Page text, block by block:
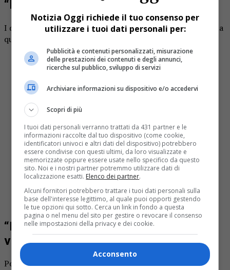
“Mi hanno spintonata”
I due si sono effettivamente parlati, ma la cosa non è finita
qui. Questo il racconto di Emanuela Buonanno:
“Sono stata immediatamente bersagliata dagli
organizzatori della serata, che, come si sa, hanno una
visione piuttosto personale della libertà di opinione. Sono
stata costantemente circondata, per impedirmi di
parlare con Cirio, spintonata, assalita verbalmente e
anche chiaramente colpita (con testimoni). E questo solo
perché volevo chiedere informazioni riguardo una
situazione drammatica per molte famiglie della zona
Isola di Borgosesia.
È stata una situazione veramente deprimente, una mezza
dozzina di “quaquaraquà”che assalivano verbalmente e
fisicamente una donna”
“E’ solo una candidata in cerca di
visibilità”
Poco dopo è arrivata la replica di Bonaccio:
Notizia Oggi richiede il tuo consenso per
utilizzare i tuoi dati personali per:
Pubblicità e contenuti personalizzati, misurazione
delle prestazioni dei contenuti e degli annunci,
ricerche sul pubblico, sviluppo di servizi
Archiviare informazioni su dispositivo e/o accedervi
Scopri di più
I tuoi dati personali verranno trattati da 431 partner e le
informazioni raccolte dal tuo dispositivo (come cookie,
identificatori univoci e altri dati del dispositivo) potrebbero
essere condivise con questi ultimi, da loro visualizzate e
memorizzate oppure essere usate nello specifico da questo
sito. Noi e i nostri partner potremmo utilizzare dati di
localizzazione esatti. Elenco dei partner.
Alcuni fornitori potrebbero trattare i tuoi dati personali sulla
base dell'interesse legittimo, al quale puoi opporti gestendo
le tue opzioni qui sotto. Cerca un link in fondo a questa
pagina o nel menu del sito per gestire o revocare il consenso
nelle impostazioni della privacy e dei cookie.
Acconsento